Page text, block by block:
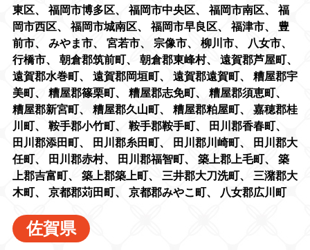
東区、福岡市博多区、福岡市中央区、福岡市南区、福
岡市西区、福岡市城南区、福岡市早良区、福津市、 豊
前市、 みやま市、 宮若市、 宗像市、 柳川市、 八女市、
行橋市、 朝倉郡筑前町、 朝倉郡東峰村、 遠賀郡芦屋町、
遠賀郡水巻町、 遠賀郡岡垣町、 遠賀郡遠賀町、 糟屋郡宇
美町、 糟屋郡篠栗町、 糟屋郡志免町、 糟屋郡須恵町、
糟屋郡新宮町、 糟屋郡久山町、 糟屋郡粕屋町、 嘉穂郡桂
川町、 鞍手郡小竹町、 鞍手郡鞍手町、 田川郡香春町、
田川郡添田町、 田川郡糸田町、 田川郡川崎町、
田川郡大
任町、 田川郡赤村、 田川郡福智町、 築上郡上毛町、 築
上郡吉富町、 築上郡築上町、 三井郡大刀洗町、 三潴郡大
木町、 京都郡苅田町、 京都郡みやこ町、 八女郡広川町
佐賀県